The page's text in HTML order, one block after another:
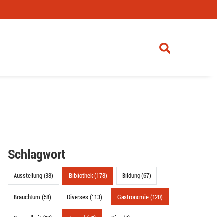
Schlagwort
Ausstellung (38) Bibliothek (178) Bildung (67)
Brauchtum (58) Diverses (113) Gastronomie (120)